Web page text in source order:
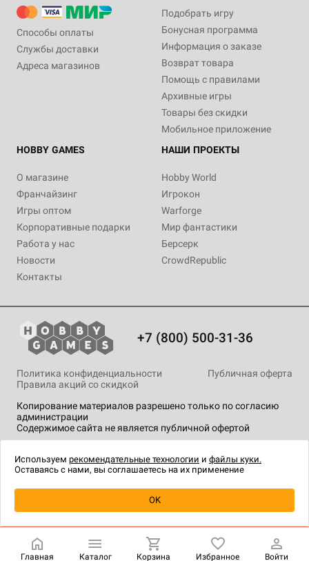
Уведомить о наличии
Способы оплаты
Службы доставки
Адреса магазинов
Подобрать игру
Бонусная программа
Информация о заказе
Возврат товара
Помощь с правилами
Архивные игры
Товары без скидки
Мобильное приложение
HOBBY GAMES
О магазине
Франчайзинг
Игры оптом
Корпоративные подарки
Работа у нас
Новости
Контакты
НАШИ ПРОЕКТЫ
Hobby World
Игрокон
Warforge
Мир фантастики
Берсерк
CrowdRepublic
+7 (800) 500-31-36
Копирование материалов разрешено только по согласию
администрации
Содержимое сайта не является публичной офертой
Политика конфиденциальности
Публичная оферта
Правила акций со скидкой
технологии.
Главная Каталог Корзина Избранное Войти
Используем рекомендательные технологии и файлы куки.
Оставаясь с нами, вы соглашаетесь на их применение
OK